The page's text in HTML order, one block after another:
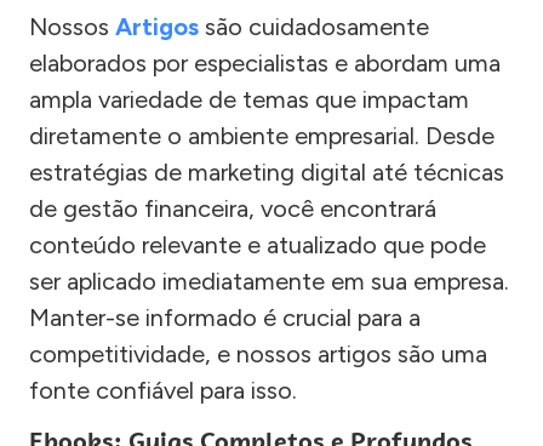
Nossos Artigos são cuidadosamente
elaborados por especialistas e abordam uma
ampla variedade de temas que impactam
diretamente o ambiente empresarial. Desde
estratégias de marketing digital até técnicas
de gestão financeira, você encontrará
conteúdo relevante e atualizado que pode
ser aplicado imediatamente em sua empresa.
Manter-se informado é crucial para a
competitividade, e nossos artigos são uma
fonte confiável para isso.